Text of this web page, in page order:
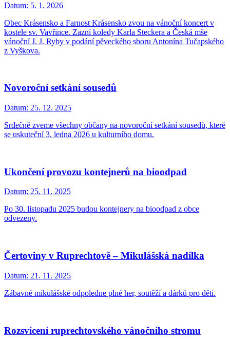
Datum: 5. 1. 2026
Obec Krásensko a Farnost Krásensko zvou na vánoční koncert v
kostele sv. Vavřince. Zazní koledy Karla Steckera a Česká mše
vánoční J. J. Ryby v podání pěveckého sboru Antonína Tučapského
z Vyškova.
Novoroční setkání sousedů
Datum: 25. 12. 2025
Srdečně zveme všechny občany na novoroční setkání sousedů, které
se uskuteční 3. ledna 2026 u kulturního domu.
Ukončení provozu kontejnerů na bioodpad
Datum: 25. 11. 2025
Po 30. listopadu 2025 budou kontejnery na bioodpad z obce
odvezeny.
Čertoviny v Ruprechtově – Mikulášská nadílka
Datum: 21. 11. 2025
Zábavné mikulášské odpoledne plné her, soutěží a dárků pro děti.
Rozsvícení ruprechtovského vánočního stromu